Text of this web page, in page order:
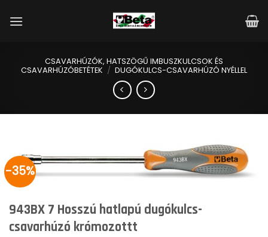
CSAVARHÚZÓK, HATSZÖGŰ IMBUSZKULCSOK ÉS
CSAVARHÚZÓBETÉTEK / DUGÓKULCS-CSAVARHÚZÓ NYÉLLEL
-35%
943BX 7 Hosszú hatlapú dugókulcs-
csavarhúzó krómozottt